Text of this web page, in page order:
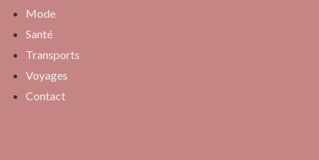
Mode
Santé
Transports
Voyages
Contact